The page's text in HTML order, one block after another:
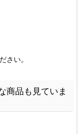
さい。
商品も見ていま